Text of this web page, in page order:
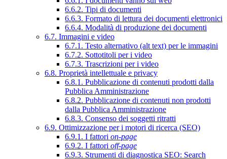
6.6.2. Tipi di documenti
6.6.3. Formato di lettura dei documenti elettronici
6.6.4. Modalità di produzione dei documenti
6.7. Immagini e video
6.7.1. Testo alternativo (alt text) per le immagini
6.7.2. Sottotitoli per i video
6.7.3. Trascrizioni per i video
6.8. Proprietà intellettuale e privacy
6.8.1. Pubblicazione di contenuti prodotti dalla
Pubblica Amministrazione
6.8.2. Pubblicazione di contenuti non prodotti
dalla Pubblica Amministrazione
6.8.3. Consenso dei soggetti ritratti
6.9. Ottimizzazione per i motori di ricerca (SEO)
6.9.1. I fattori on-page
6.9.2. I fattori off-page
6.9.3. Strumenti di diagnostica SEO: Search